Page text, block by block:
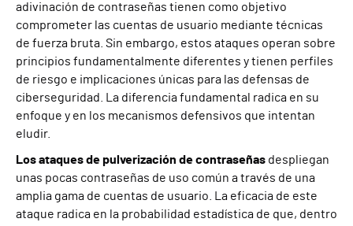
adivinación de contraseñas tienen como objetivo
comprometer las cuentas de usuario mediante técnicas
de fuerza bruta. Sin embargo, estos ataques operan sobre
principios fundamentalmente diferentes y tienen perfiles
de riesgo e implicaciones únicas para las defensas de
ciberseguridad. La diferencia fundamental radica en su
enfoque y en los mecanismos defensivos que intentan
eludir.
Los ataques de pulverización de contraseñas despliegan
unas pocas contraseñas de uso común a través de una
amplia gama de cuentas de usuario. La eficacia de este
ataque radica en la probabilidad estadística de que, dentro